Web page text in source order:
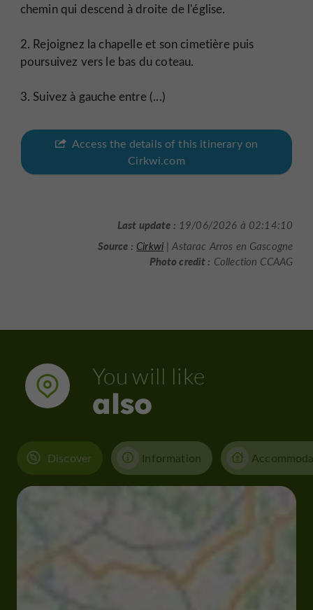
chemin qui descend à droite de l'église.
2. Rejoignez la chapelle et son cimetière puis
poursuivez vers le bas du coteau.
3. Suivez à gauche entre (...)
Access the details of this itinerary on
Cirkwi.com
Last update : 19/06/2026 à 02:14:10
Source : Cirkwi| Astarac Arros en Gascogne
Photo credit : Collection CCAAG
You will like
also
Discover Information